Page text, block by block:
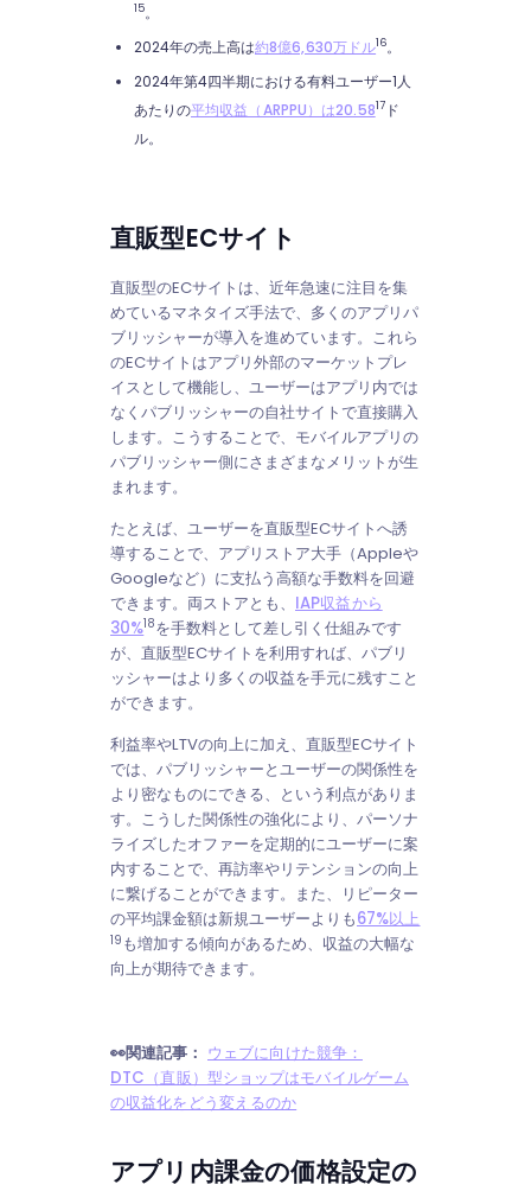
15。
2024年の売上高は約8億6,630万ドル16。
2024年第4四半期における有料ユーザー1人
あたりの平均収益（ARPPU）は20.5817ド
ル。
直販型ECサイト
直販型のECサイトは、近年急速に注目を集
めているマネタイズ手法で、多くのアプリパ
ブリッシャーが導入を進めています。これら
のECサイトはアプリ外部のマーケットプレ
イスとして機能し、ユーザーはアプリ内では
なくパブリッシャーの自社サイトで直接購入
します。こうすることで、モバイルアプリの
パブリッシャー側にさまざまなメリットが生
まれます。
たとえば、ユーザーを直販型ECサイトへ誘
導することで、アプリストア大手（Appleや
Googleなど）に支払う高額な手数料を回避
できます。両ストアとも、 IAP収益から
30%18を手数料として差し引く仕組みです
が、直販型ECサイトを利用すれば、パブリ
ッシャーはより多くの収益を手元に残すこと
ができます。
利益率やLTVの向上に加え、直販型ECサイト
では、パブリッシャーとユーザーの関係性を
より密なものにできる、という利点がありま
す。こうした関係性の強化により、パーソナ
ライズしたオファーを定期的にユーザーに案
内することで、再訪率やリテンションの向上
に繋げることができます。また、リピーター
の平均課金額は新規ユーザーよりも67%以上
19 も増加する傾向があるため、収益の大幅な
向上が期待できます。
👀関連記事： ウェブに向けた競争：
DTC（直販）型ショップはモバイルゲーム
の収益化をどう変えるのか
アプリ内課金の価格設定の